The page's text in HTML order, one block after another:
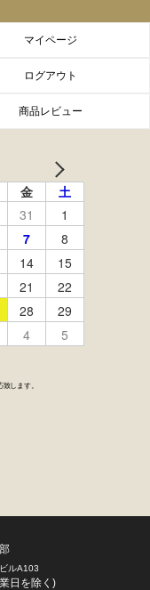
マイページ
ログアウト
商品レビュー
ルA103
日を除く)